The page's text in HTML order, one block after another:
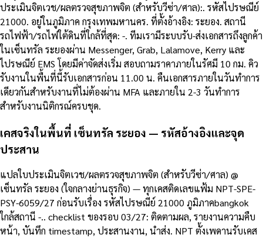
ประเมินจิตเวช/ผลตรวจสุขภาพจิต (สำหรับวีซ่า/ศาล):. รหัสไปรษณีย์
21000. อยู่ในภูมิภาค กรุงเทพมหานคร. ที่ตั้งอ้างอิง: ระยอง. สถานี
รถไฟฟ้า/รถไฟใต้ดินที่ใกล้ที่สุด: -. ทีมเรามีระบบรับ-ส่งเอกสารถึงลูกค้า
ในเซ็นทรัล ระยองผ่าน Messenger, Grab, Lalamove, Kerry และ
ไปรษณีย์ EMS โดยมีค่าจัดส่งเริ่ม สอบถามราคาภายในรัศมี 10 กม. คิว
รับงานในพื้นที่นี้รับเอกสารก่อน 11.00 น. คืนเอกสารภายในวันทำการ
เดียวกันสำหรับงานที่ไม่ต้องผ่าน MFA และภายใน 2-3 วันทำการ
สำหรับงานนิติกรณ์ครบชุด.
เคสจริงในพื้นที่ เซ็นทรัล ระยอง — รหัสอ้างอิงและจุด
ประสาน
แปลใบประเมินจิตเวช/ผลตรวจสุขภาพจิต (สำหรับวีซ่า/ศาล) @
เซ็นทรัล ระยอง (ใจกลางย่านธุรกิจ) — ทุกเคสติดเลขแฟ้ม NPT-SPE-
PSY-6059/27 ก่อนรับเรื่อง รหัสไปรษณีย์ 21000 ภูมิภาคbangkok
ใกล้สถานี -.. checklist ของรอบ 03/27: ติดตามผล, รายงานความคืบ
หน้า, บันทึก timestamp, ประสานงาน, นำส่ง. NPT ตั้งเพดานรับเคส